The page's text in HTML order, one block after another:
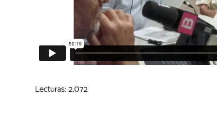
Lecturas:2.072